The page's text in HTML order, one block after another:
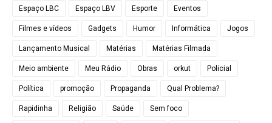
Espaço LBC Espaço LBV Esporte Eventos
Filmes e vídeos Gadgets Humor Informática Jogos
Lançamento Musical Matérias Matérias Filmada
Meio ambiente Meu Rádio Obras orkut Policial
Política promoção Propaganda Qual Problema?
Rapidinha Religião Saúde Sem foco